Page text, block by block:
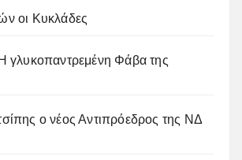
οι Κυκλάδες
γλυκοπαντρεμένη Φάβα της
ο νέος Αντιπρόεδρος της ΝΔ